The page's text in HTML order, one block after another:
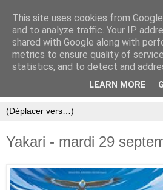
Yakari - mardi 29
This site uses cookies from
and to analyze traffic. Your IP
shared with Google along with
metrics to ensure quality of
statistics, and to detect and
LEARN MORE